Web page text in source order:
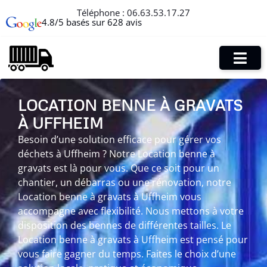
Téléphone : 06.63.53.17.27
4.8/5 basés sur 628 avis
LOCATION BENNE À GRAVATS
À UFFHEIM
Besoin d’une solution efficace pour gérer vos
déchets à Uffheim ? Notre Location benne à
gravats est là pour vous. Que ce soit pour un
chantier, un débarras ou une rénovation, notre
Location benne à gravats à Uffheim vous
accompagne avec flexibilité. Nous mettons à votre
disposition des bennes de différentes tailles. Le
Location benne à gravats à Uffheim est pensé pour
vous faire gagner du temps. Faites le choix d’une